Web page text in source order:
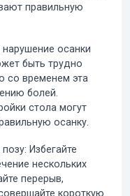
правильную
нарушение осанки
быть трудно
со временем эта
болей.
стола могут
осанку.
Избегайте
нескольких
перерыв,
короткую